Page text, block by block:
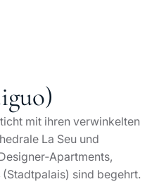
mit ihren verwinkelten
La Seu und
(Stadtpalais) sind begehrt.